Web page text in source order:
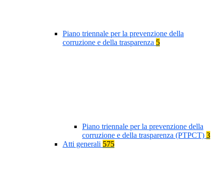
Piano triennale per la prevenzione della
corruzione e della trasparenza 5
Piano triennale per la prevenzione della
corruzione e della trasparenza (PTPCT) 3
Atti generali 575